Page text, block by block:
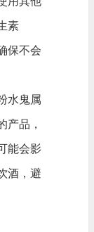
素
保不会
水鬼属
产品，
能会影
酒，避